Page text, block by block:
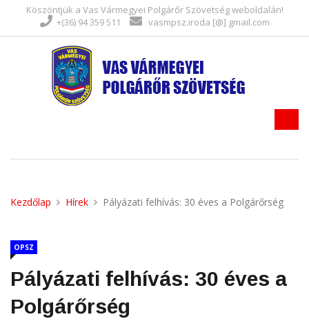
Köszöntjük a Vas Vármegyei Polgárőr Szövetség weboldalán!
+(36) 94 359 511
vasmpsz.iroda [@] gmail.com
Kezdőlap Hírek Pályázati felhívás: 30 éves a Polgárőrség
OPSZ
Pályázati felhívás: 30 éves a
Polgárőrség